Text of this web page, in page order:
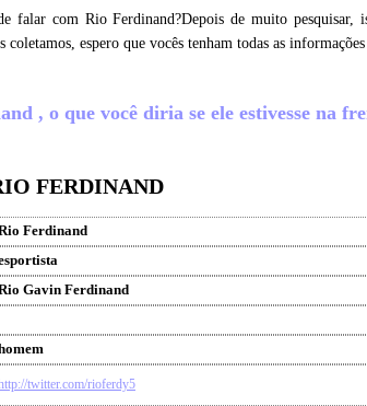
falar com Rio Ferdinand?Depois de muito pesquisar,
espero que vocês tenham todas as
, o que você diria se ele estivesse na
FERDINAND
Ferdinand
Gavin Ferdinand
twitter.com/rioferdy5